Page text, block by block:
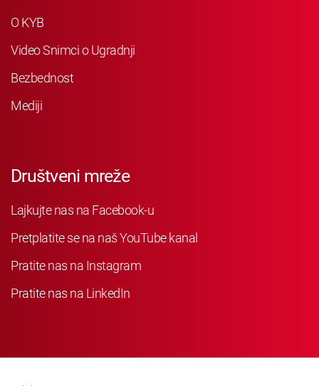
O KYB
Video Snimci o Ugradnji
Bezbednost
Mediji
Društveni mreže
Lajkujte nas na Facebook-u
Pretplatite se na naš YouTube kanal
Pratite nas na Instagram
Pratite nas na LinkedIn